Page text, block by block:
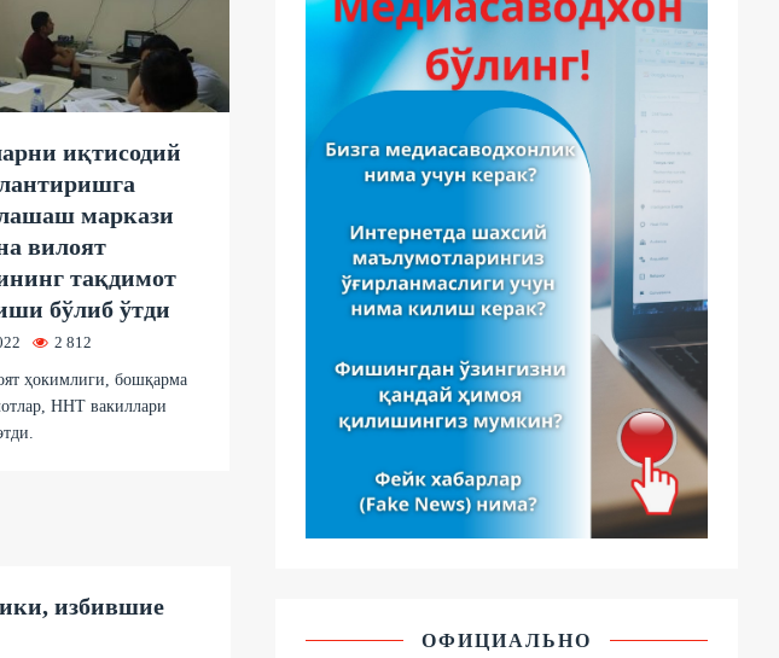
иқтисодий
маркази
вилоят
тақдимот
бўлиб ўтди
2 812
ҳокимлиги, бошқарма
ННТ вакиллари
избившие
ОФИЦИАЛЬНО